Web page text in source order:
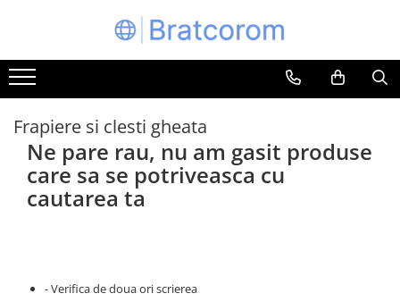
Toate Produsele
Articole animale
Adapatoare animale
Hrana pentru animale
Hrana pentru caini
Hrana pentru pisici
Casa
Frapiere si clesti gheata
Ne pare rau, nu am gasit produse
care sa se potriveasca cu
cautarea ta
- Verifica de doua ori scrierea